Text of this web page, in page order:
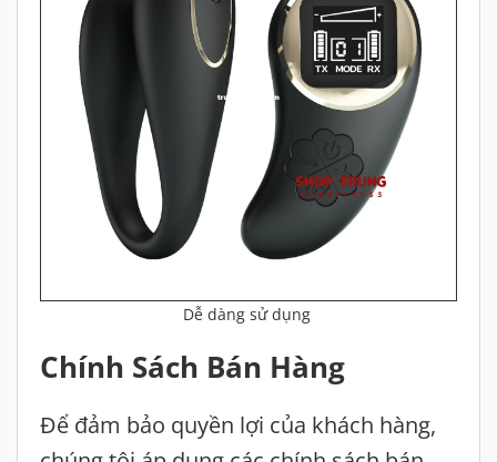
Dễ dàng sử dụng
Chính Sách Bán Hàng
Để đảm bảo quyền lợi của khách hàng,